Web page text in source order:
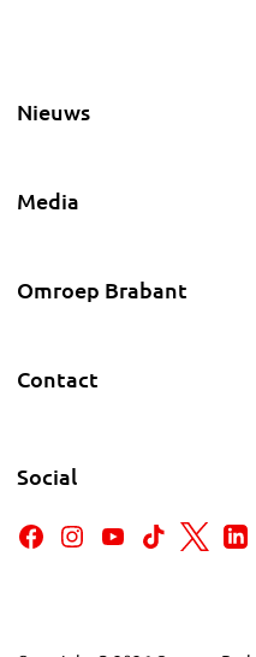
Nieuws
Media
Omroep Brabant
Contact
Social